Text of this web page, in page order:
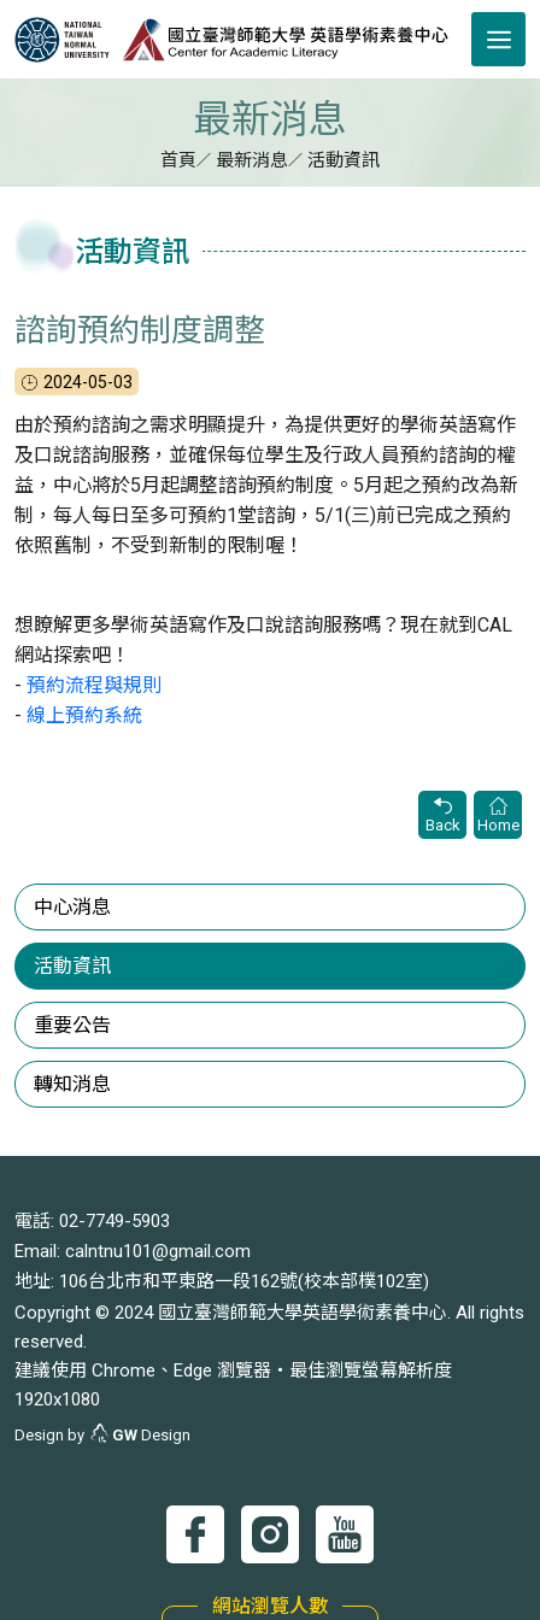
跳到主要內容區塊
最新消息
首頁 最新消息 活動資訊
中心消息
活動資訊
重要公告
轉知消息
活動資訊
諮詢預約制度調整
2024-05-03
由於預約諮詢之需求明顯提升，為提供更好的學術英語寫作
及口說諮詢服務，並確保每位學生及行政人員預約諮詢的權
益，中心將於5月起調整諮詢預約制度。5月起之預約改為新
制，每人每日至多可預約1堂諮詢，5/1(三)前已完成之預約
依照舊制，不受到新制的限制喔！
想瞭解更多學術英語寫作及口說諮詢服務嗎？現在就到CAL
網站探索吧！
- 預約流程與規則
- 線上預約系統
Back Home
電話: 02-7749-5903
Email: calntnu101@gmail.com
地址: 106台北市和平東路一段162號(校本部樸102室)
Copyright © 2024 國立臺灣師範大學英語學術素養中心. All rights
reserved.
建議使用 Chrome、Edge 瀏覽器‧最佳瀏覽螢幕解析度
1920x1080
Design by GW Design
網站瀏覽人數